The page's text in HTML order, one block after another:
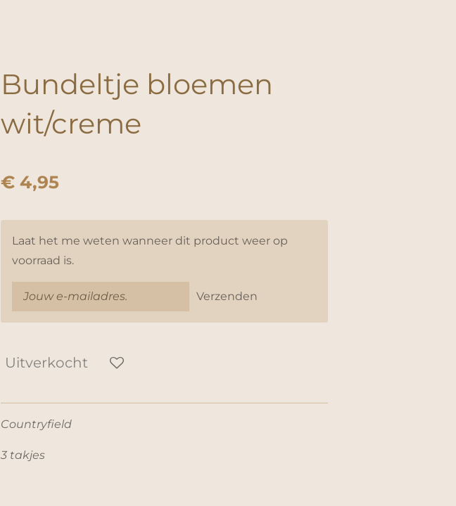
Bundeltje bloemen
wit/creme
€ 4,95
Laat het me weten wanneer dit product weer op
voorraad is.
Verzenden
Uitverkocht
Countryfield
3 takjes